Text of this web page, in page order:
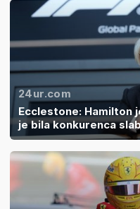
24ur.com
Ecclestone: Hamilton
je bila konkurenca